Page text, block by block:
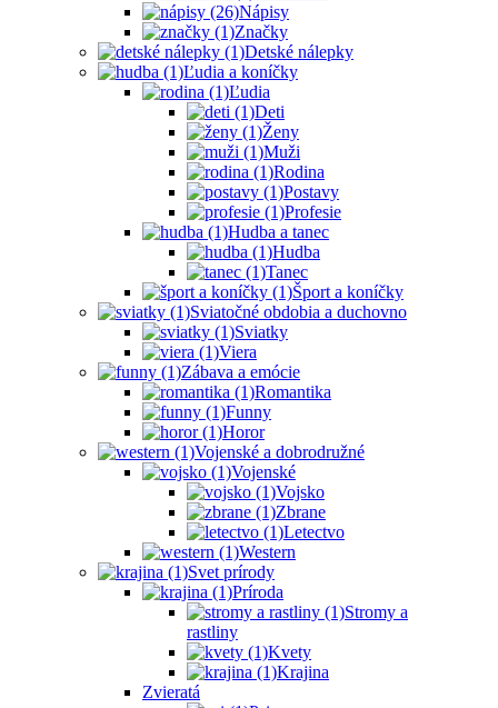
Nápisy
Značky
Detské nálepky
Ľudia a koníčky
Ľudia
Deti
Ženy
Muži
Rodina
Postavy
Profesie
Hudba a tanec
Hudba
Tanec
Šport a koníčky
Sviatočné obdobia a duchovno
Sviatky
Viera
Zábava a emócie
Romantika
Funny
Horor
Vojenské a dobrodružné
Vojenské
Vojsko
Zbrane
Letectvo
Western
Svet prírody
Príroda
Stromy a
rastliny
Kvety
Krajina
Zvieratá